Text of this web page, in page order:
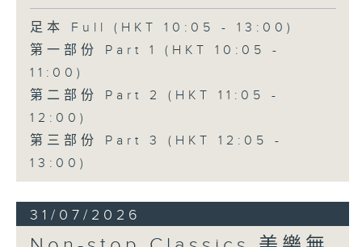
足本 Full (HKT 10:05 - 13:00)
第一部份 Part 1 (HKT 10:05 -
11:00)
第二部份 Part 2 (HKT 11:05 -
12:00)
第三部份 Part 3 (HKT 12:05 -
13:00)
31/07/2026